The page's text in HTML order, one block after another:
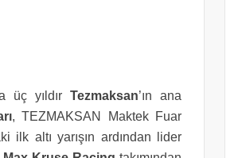
üç yıldır Tezmaksan’ın ana
, TEZMAKSAN Maktek Fuar
ilk altı yarışın ardından lider